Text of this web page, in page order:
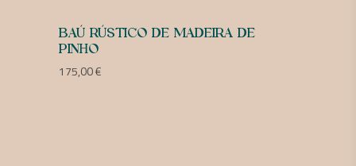
BAÚ RÚSTICO DE MADEIRA DE
PINHO
175,00€